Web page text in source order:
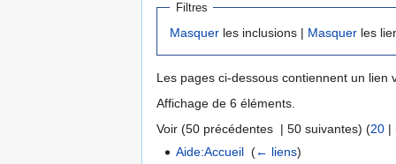
Filtres
Masquer les inclusions | Masquer les
Les pages ci-dessous contiennent un lien
Affichage de 6 éléments.
Voir (50 précédentes | 50 suivantes) (20 |
Aide:Accueil ‎(← liens)